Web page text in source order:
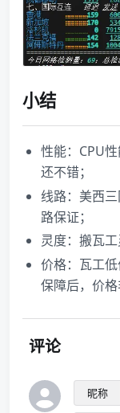
小结
性能：CPU
还不错；
线路：美西
路保证；
灵度：搬瓦
价格：瓦工
保障后，价
评论
昵称